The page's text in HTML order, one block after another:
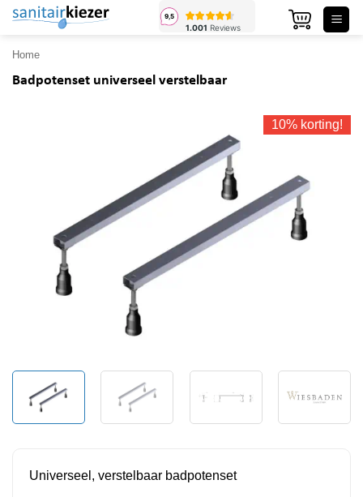
Ga
inhoud
Home
Badpotenset universeel verstelbaar
10% korting!
Universeel, verstelbaar badpotenset